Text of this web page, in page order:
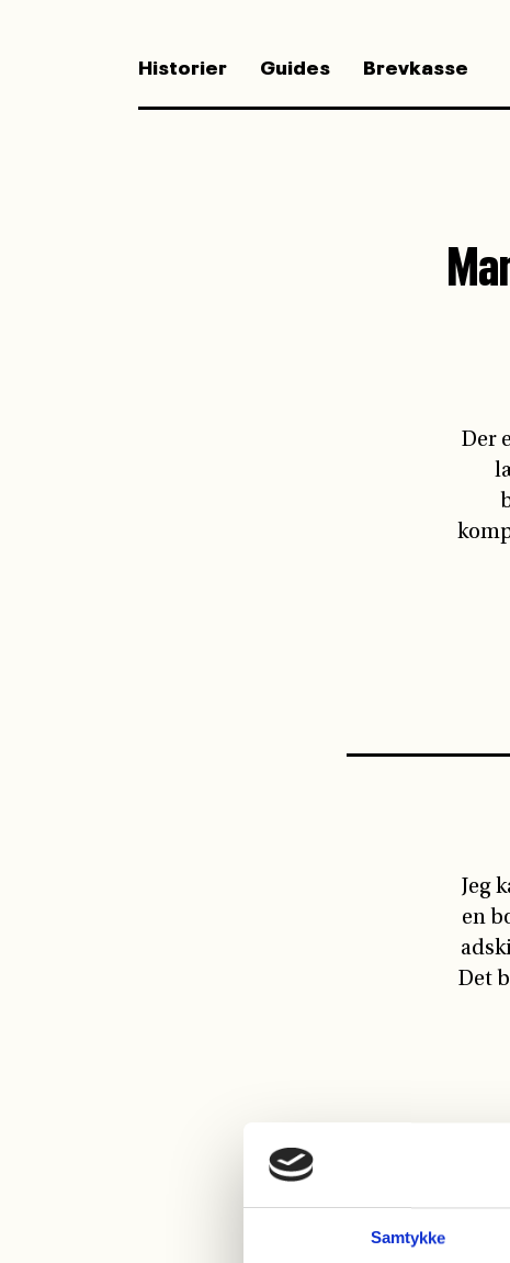
Samtykke
Historier Guides Brevkasse
Der
Jeg
en
Det